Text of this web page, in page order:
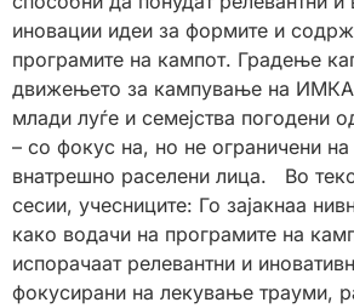
иновации идеи за формите и
програмите на кампот. Градење
движењето за кампување на ИМКА
млади луѓе и семејства погодени
– со фокус на, но не ограничени на
внатрешно раселени лица. Во
сесии, учесниците: Го зајакнаа
како водачи на програмите на
испорачаат релевантни и
фокусирани на лекување трауми,